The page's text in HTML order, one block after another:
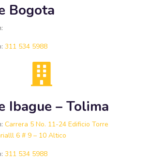
Bogota
311 534 5988
Ibague – Tolima
Carrera 5 No. 11-24 Edificio Torre
ll 6 # 9 – 10 Altico
311 534 5988